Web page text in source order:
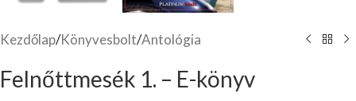
Kezdőlap/Könyvesbolt/Antológia
Felnőttmesék 1. – E-könyv